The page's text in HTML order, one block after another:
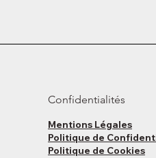
Confidentialités
Mentions Légales
Politique de
Politique de Cookies